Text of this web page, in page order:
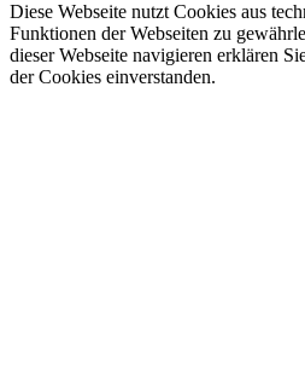
Diese Webseite nutzt Cookies aus
Funktionen der Webseiten zu
dieser Webseite navigieren erklären
der Cookies einverstanden.